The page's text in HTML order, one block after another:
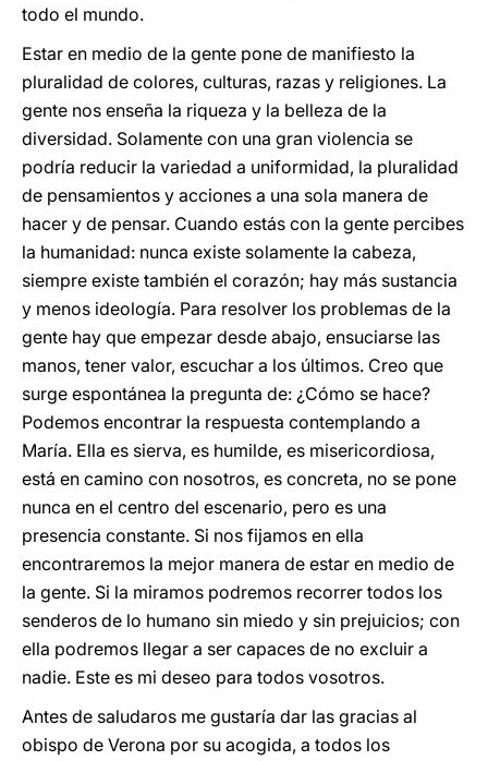
todo el mundo.
Estar en medio de la gente pone de manifiesto la
pluralidad de colores, culturas, razas y religiones. La
gente nos enseña la riqueza y la belleza de la
diversidad. Solamente con una gran violencia se
podría reducir la variedad a uniformidad, la pluralidad
de pensamientos y acciones a una sola manera de
hacer y de pensar. Cuando estás con la gente percibes
la humanidad: nunca existe solamente la cabeza,
siempre existe también el corazón; hay más sustancia
y menos ideología. Para resolver los problemas de la
gente hay que empezar desde abajo, ensuciarse las
manos, tener valor, escuchar a los últimos. Creo que
surge espontánea la pregunta de: ¿Cómo se hace?
Podemos encontrar la respuesta contemplando a
María. Ella es sierva, es humilde, es misericordiosa,
está en camino con nosotros, es concreta, no se pone
nunca en el centro del escenario, pero es una
presencia constante. Si nos fijamos en ella
encontraremos la mejor manera de estar en medio de
la gente. Si la miramos podremos recorrer todos los
senderos de lo humano sin miedo y sin prejuicios; con
ella podremos llegar a ser capaces de no excluir a
nadie. Este es mi deseo para todos vosotros.
Antes de saludaros me gustaría dar las gracias al
obispo de Verona por su acogida, a todos los